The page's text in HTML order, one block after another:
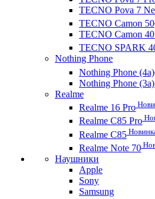
TECNO Pova 7
TECNO Camon 50
TECNO Camon
TECNO SPARK
Nothing Phone
Nothing Phone (4a)
Nothing Phone
Realme
Realme 16 Pro
Realme C85 Pro
Realme C85
Realme Note 70
Наушники
Apple
Sony
Samsung